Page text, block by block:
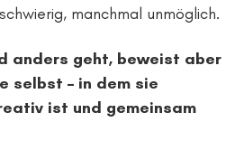
manchmal unmöglich.
anders geht, beweist aber
selbst – in dem sie
ist und gemeinsam